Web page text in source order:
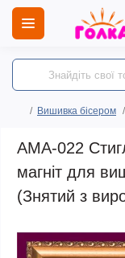
Вишивка бісером
AMA-022
магніт для
(Знятий з